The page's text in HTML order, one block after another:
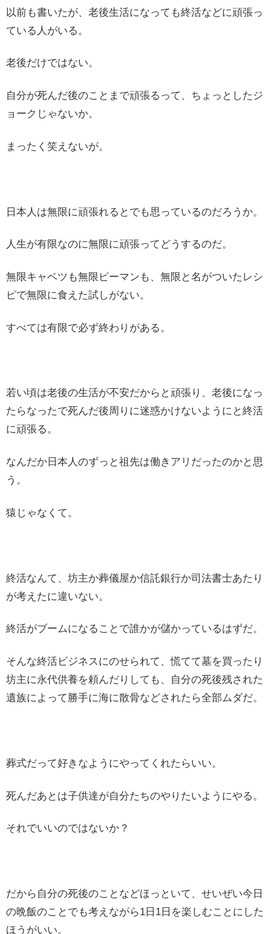
以前も書いたが、老後生活になっても終活などに頑張っ
ている人がいる。
老後だけではない。
自分が死んだ後のことまで頑張るって、ちょっとしたジ
ョークじゃないか。
まったく笑えないが。
日本人は無限に頑張れるとでも思っているのだろうか。
人生が有限なのに無限に頑張ってどうするのだ。
無限キャベツも無限ピーマンも、無限と名がついたレシ
ピで無限に食えた試しがない。
すべては有限で必ず終わりがある。
若い頃は老後の生活が不安だからと頑張り、老後になっ
たらなったで死んだ後周りに迷惑かけないようにと終活
に頑張る。
なんだか日本人のずっと祖先は働きアリだったのかと思
う。
猿じゃなくて。
終活なんて、坊主か葬儀屋か信託銀行か司法書士あたり
が考えたに違いない。
終活がブームになることで誰かが儲かっているはずだ。
そんな終活ビジネスにのせられて、慌てて墓を買ったり
坊主に永代供養を頼んだりしても、自分の死後残された
遺族によって勝手に海に散骨などされたら全部ムダだ。
葬式だって好きなようにやってくれたらいい。
死んだあとは子供達が自分たちのやりたいようにやる。
それでいいのではないか？
だから自分の死後のことなどほっといて、せいぜい今日
の晩飯のことでも考えながら1日1日を楽しむことにした
ほうがいい。